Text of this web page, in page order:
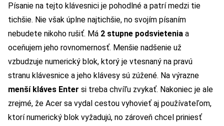
Písanie na tejto klávesnici je pohodlné a patrí medzi tie
tichšie. Nie však úplne najtichšie, no svojím písaním
nebudete nikoho rušiť. Má 2 stupne podsvietenia a
oceňujem jeho rovnomernosť. Menšie nadšenie už
vzbudzuje numerický blok, ktorý je vtesnaný na pravú
stranu klávesnice a jeho klávesy sú zúžené. Na výrazne
menší kláves Enter si treba chvíľu zvykať. Nakoniec je ale
zrejmé, že Acer sa vydal cestou vyhovieť aj používateľom,
ktorí numerický blok vyžadujú, no zároveň chcel priniesť